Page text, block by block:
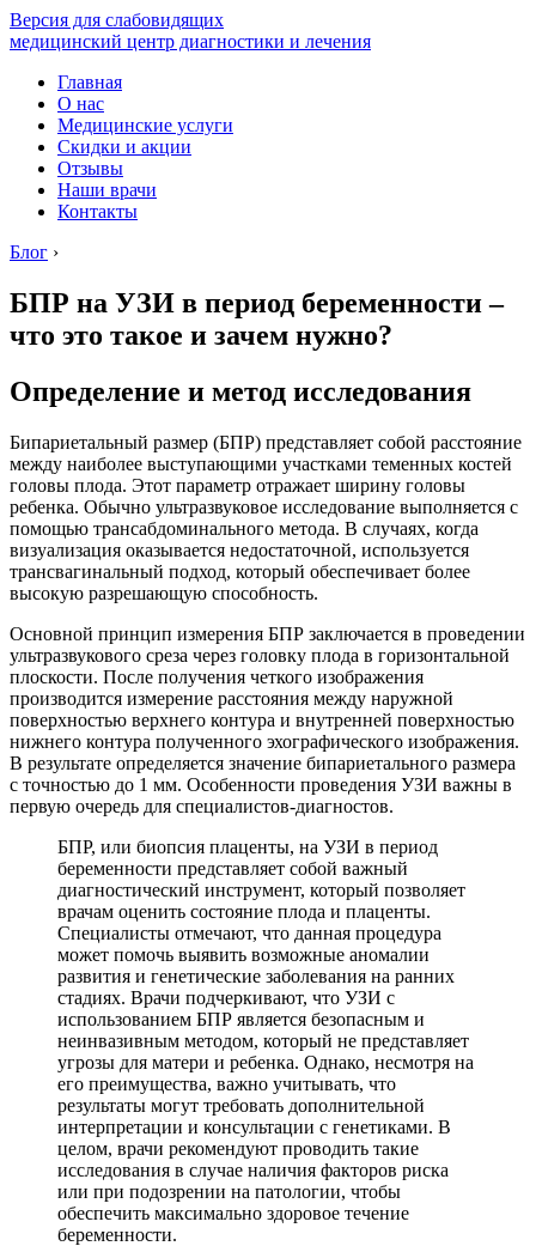
Версия для слабовидящих
медицинский центр диагностики и лечения
Главная
О нас
Медицинские услуги
Скидки и акции
Отзывы
Наши врачи
Контакты
Блог ›
БПР на УЗИ в период беременности –
что это такое и зачем нужно?
Определение и метод исследования
Бипариетальный размер (БПР) представляет собой расстояние
между наиболее выступающими участками теменных костей
головы плода. Этот параметр отражает ширину головы
ребенка. Обычно ультразвуковое исследование выполняется с
помощью трансабдоминального метода. В случаях, когда
визуализация оказывается недостаточной, используется
трансвагинальный подход, который обеспечивает более
высокую разрешающую способность.
Основной принцип измерения БПР заключается в проведении
ультразвукового среза через головку плода в горизонтальной
плоскости. После получения четкого изображения
производится измерение расстояния между наружной
поверхностью верхнего контура и внутренней поверхностью
нижнего контура полученного эхографического изображения.
В результате определяется значение бипариетального размера
с точностью до 1 мм. Особенности проведения УЗИ важны в
первую очередь для специалистов-диагностов.
БПР, или биопсия плаценты, на УЗИ в период
беременности представляет собой важный
диагностический инструмент, который позволяет
врачам оценить состояние плода и плаценты.
Специалисты отмечают, что данная процедура
может помочь выявить возможные аномалии
развития и генетические заболевания на ранних
стадиях. Врачи подчеркивают, что УЗИ с
использованием БПР является безопасным и
неинвазивным методом, который не представляет
угрозы для матери и ребенка. Однако, несмотря на
его преимущества, важно учитывать, что
результаты могут требовать дополнительной
интерпретации и консультации с генетиками. В
целом, врачи рекомендуют проводить такие
исследования в случае наличия факторов риска
или при подозрении на патологии, чтобы
обеспечить максимально здоровое течение
беременности.